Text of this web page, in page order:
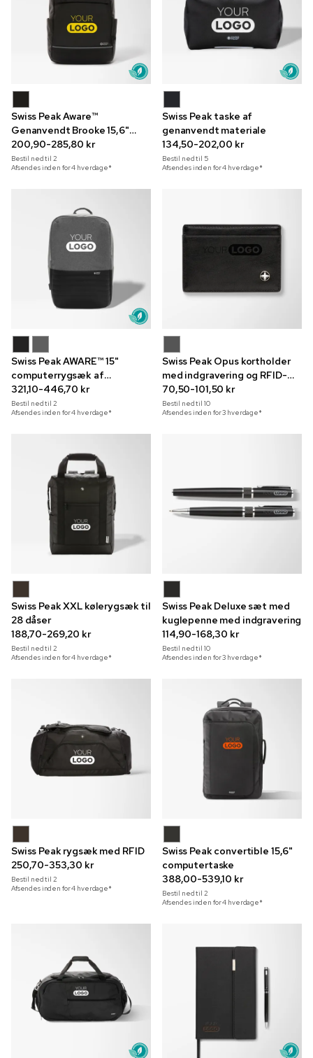
Swiss Peak Aware™
Genanvendt Brooke 15,6"
computertaske
200,90-285,80 kr
Bestil ned til 2
Afsendes inden for 4 hverdage*
Swiss Peak taske af
genanvendt materiale
134,50-202,00 kr
Bestil ned til 5
Afsendes inden for 4 hverdage*
Swiss Peak AWARE™ 15"
computerrygsæk af
genanvendt materiale med
RFID-beskyttelse
321,10-446,70 kr
Bestil ned til 2
Afsendes inden for 4 hverdage*
Swiss Peak Opus kortholder
med indgravering og RFID-
beskyttelse
70,50-101,50 kr
Bestil ned til 10
Afsendes inden for 3 hverdage*
Swiss Peak XXL kølerygsæk til
28 dåser
188,70-269,20 kr
Bestil ned til 2
Afsendes inden for 4 hverdage*
Swiss Peak Deluxe sæt med
kuglepenne med indgravering
114,90-168,30 kr
Bestil ned til 10
Afsendes inden for 3 hverdage*
Swiss Peak rygsæk med RFID
250,70-353,30 kr
Bestil ned til 2
Afsendes inden for 4 hverdage*
Swiss Peak convertible 15,6"
computertaske
388,00-539,10 kr
Bestil ned til 2
Afsendes inden for 4 hverdage*